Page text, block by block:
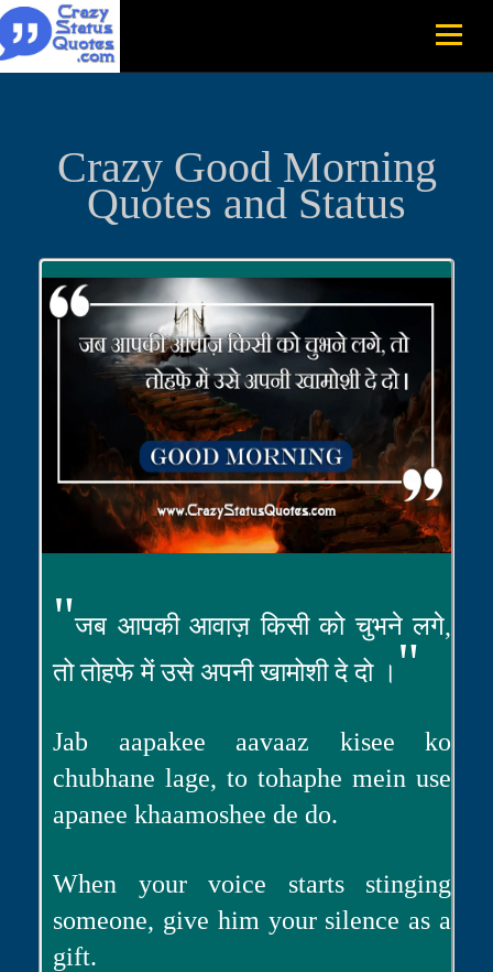
Crazy Good Morning
Quotes and Status
"जब आपकी आवाज़ किसी को चुभने लगे,
तो तोहफे में उसे अपनी खामोशी दे दो । "
Jab aapakee aavaaz kisee ko
chubhane lage, to tohaphe mein use
apanee khaamoshee de do.
When your voice starts stinging
someone, give him your silence as a
gift.